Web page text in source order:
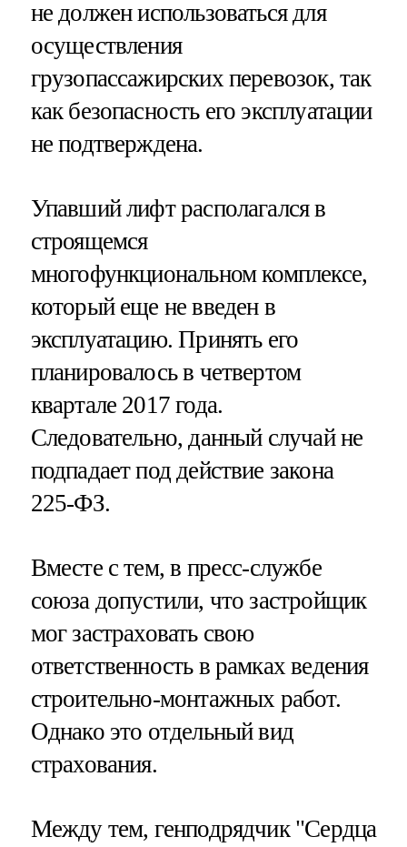
не должен использоваться для
осуществления
грузопассажирских перевозок, так
как безопасность его эксплуатации
не подтверждена.
Упавший лифт располагался в
строящемся
многофункциональном комплексе,
который еще не введен в
эксплуатацию. Принять его
планировалось в четвертом
квартале 2017 года.
Следовательно, данный случай не
подпадает под действие закона
225-ФЗ.
Вместе с тем, в пресс-службе
союза допустили, что застройщик
мог застраховать свою
ответственность в рамках ведения
строительно-монтажных работ.
Однако это отдельный вид
страхования.
Между тем, генподрядчик "Сердца